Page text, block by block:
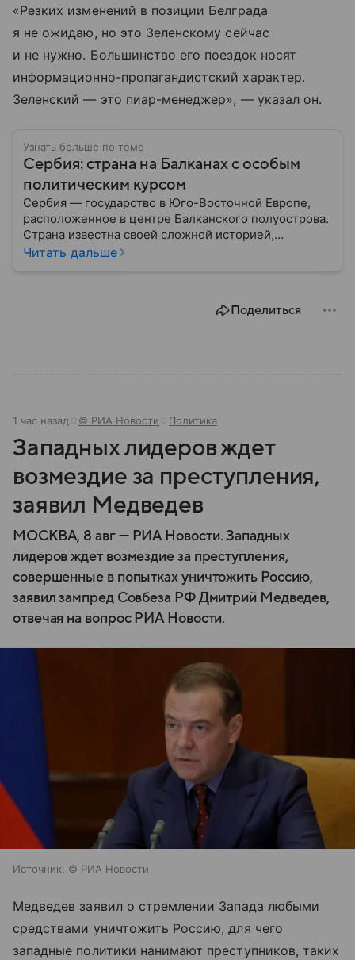
«Резких изменений в позиции Белграда
я не ожидаю, но это Зеленскому сейчас
и не нужно. Большинство его поездок носят
информационно-пропагандистский характер.
Зеленский — это пиар-менеджер», — указал он.
Узнать больше по теме
Сербия: страна на Балканах с особым
политическим курсом
Сербия — государство в Юго-Восточной Европе,
расположенное в центре Балканского полуострова.
Страна известна своей сложной историей,
культурным наследием и особым
Читать дальше
Поделиться
1 час назад © РИА Новости Политика
Западных лидеров ждет
возмездие за преступления,
заявил Медведев
МОСКВА, 8 авг — РИА Новости. Западных
лидеров ждет возмездие за преступления,
совершенные в попытках уничтожить Россию,
заявил зампред Совбеза РФ Дмитрий Медведев,
отвечая на вопрос РИА Новости.
Источник: © РИА Новости
Медведев заявил о стремлении Запада любыми
средствами уничтожить Россию, для чего
западные политики нанимают преступников, таких